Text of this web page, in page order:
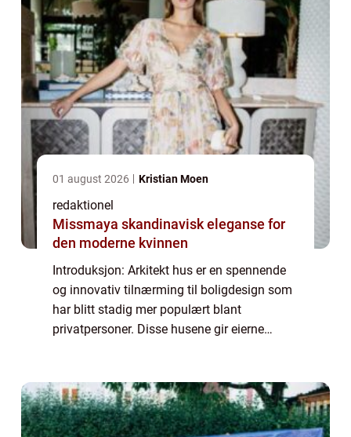
01 august 2026 Kristian Moen
redaktionel
Missmaya skandinavisk eleganse for
den moderne kvinnen
Introduksjon: Arkitekt hus er en spennende
og innovativ tilnærming til boligdesign som
har blitt stadig mer populært blant
privatpersoner. Disse husene gir eierne
preferanser. ...